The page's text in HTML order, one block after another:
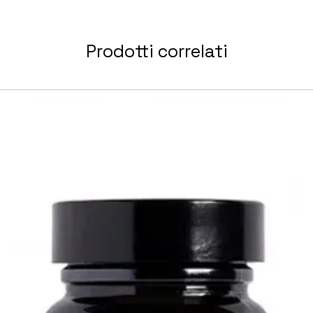
Prodotti correlati